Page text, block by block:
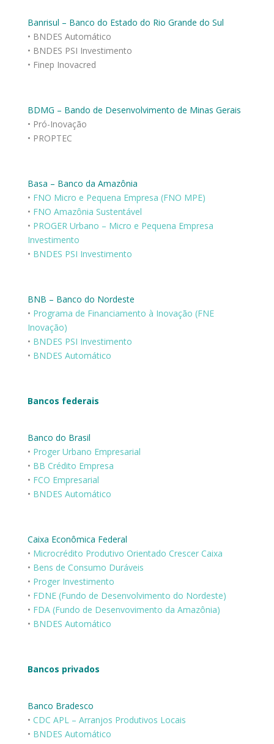
Banrisul – Banco do Estado do Rio Grande do Sul
• BNDES Automático
• BNDES PSI Investimento
• Finep Inovacred
BDMG – Bando de Desenvolvimento de Minas Gerais
• Pró-Inovação
• PROPTEC
Basa – Banco da Amazônia
• FNO Micro e Pequena Empresa (FNO MPE)
• FNO Amazônia Sustentável
• PROGER Urbano – Micro e Pequena Empresa
Investimento
• BNDES PSI Investimento
BNB – Banco do Nordeste
• Programa de Financiamento à Inovação (FNE
Inovação)
• BNDES PSI Investimento
• BNDES Automático
Bancos federais
Banco do Brasil
• Proger Urbano Empresarial
• BB Crédito Empresa
• FCO Empresarial
• BNDES Automático
Caixa Econômica Federal
• Microcrédito Produtivo Orientado Crescer Caixa
• Bens de Consumo Duráveis
• Proger Investimento
• FDNE (Fundo de Desenvolvimento do Nordeste)
• FDA (Fundo de Desenvovimento da Amazônia)
• BNDES Automático
Bancos privados
Banco Bradesco
• CDC APL – Arranjos Produtivos Locais
• BNDES Automático